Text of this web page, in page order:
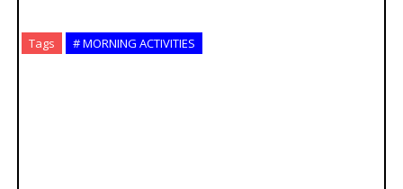
Tags # MORNING ACTIVITIES